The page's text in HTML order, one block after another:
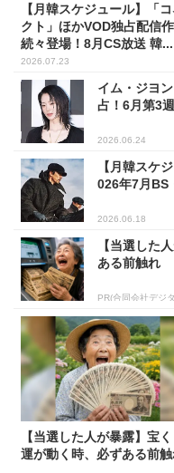
【月韓スケジュール】「
クト」ほかVOD独占配信
続々登場！8月CS放送 韓...
2026.07.23
イム・ジヨ
占！6月第3
2026.06.24
【月韓スケ
026年7月BS
2026.06.18
【当選した
ある前触れ
PR(合同会社デジ
【当選した人が暴露】宝
運が動く時、必ずある前